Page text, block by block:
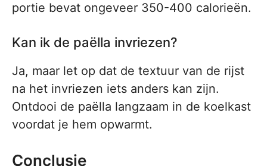
portie bevat ongeveer 350-400 calorieën.
Kan ik de paëlla invriezen?
Ja, maar let op dat de textuur van de rijst
na het invriezen iets anders kan zijn.
Ontdooi de paëlla langzaam in de koelkast
voordat je hem opwarmt.
Conclusie